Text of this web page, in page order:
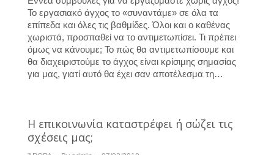
Το εργασιακό άγχος το «συναντάμε» σε όλα τα
επίπεδα και όλες τις βαθμίδες. Όλοι και ο καθένας
χωριστά, προσπαθεί να το αντιμετωπίσει. Τι πρέπει
όμως να κάνουμε; Το πώς θα αντιμετωπίσουμε και
θα διαχειριστούμε το άγχος είναι κρίσιμης σημασίας
για μας, γιατί αυτό θα έχει σαν αποτέλεσμα τη…
Η επικοινωνία καταστρέφει ή σώζει τις
σχέσεις μας;